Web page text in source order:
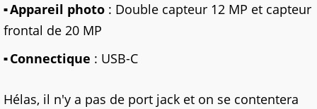
Appareil photo : Double capteur 12 MP et capteur
frontal de 20 MP
Connectique : USB-C
Hélas, il n'y a pas de port jack et on se contentera